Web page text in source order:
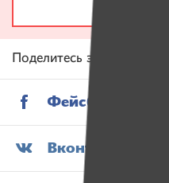
Поделитесь этой
Фейсбук
Вконтакте